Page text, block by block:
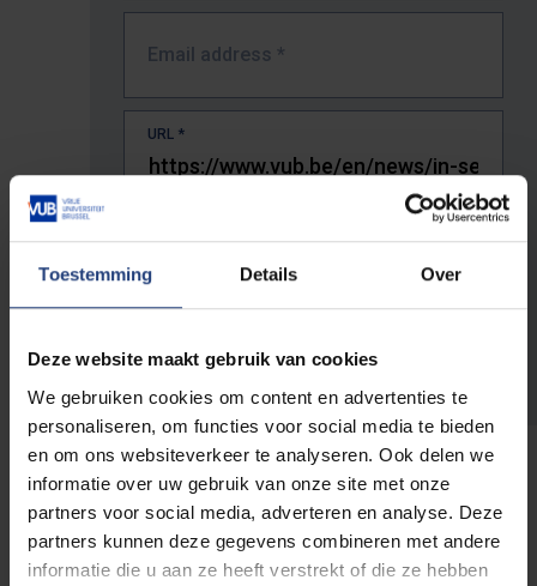
Toestemming Details Over
Deze website maakt gebruik van cookies
We gebruiken cookies om content en advertenties te
personaliseren, om functies voor social media te bieden
en om ons websiteverkeer te analyseren. Ook delen we
informatie over uw gebruik van onze site met onze
partners voor social media, adverteren en analyse. Deze
partners kunnen deze gegevens combineren met andere
informatie die u aan ze heeft verstrekt of die ze hebben
Email address *
URL *
The full URL of the page where you encountered the error.